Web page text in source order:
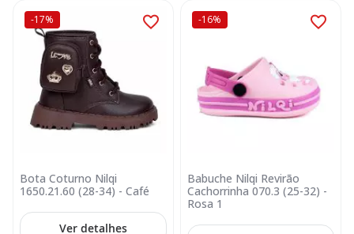
-17%
Bota Coturno Nilqi
1650.21.60 (28-34) - Café
Ver detalhes
-16%
Babuche Nilqi Revirão
Cachorrinha 070.3 (25-32) -
Rosa 1